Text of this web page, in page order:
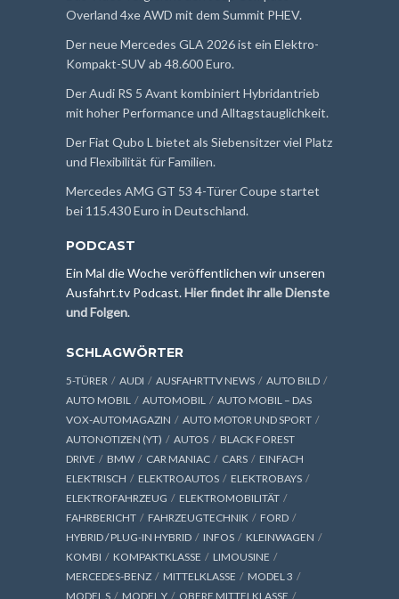
Overland 4xe AWD mit dem Summit PHEV.
Der neue Mercedes GLA 2026 ist ein Elektro-
Kompakt-SUV ab 48.600 Euro.
Der Audi RS 5 Avant kombiniert Hybridantrieb
mit hoher Performance und Alltagstauglichkeit.
Der Fiat Qubo L bietet als Siebensitzer viel Platz
und Flexibilität für Familien.
Mercedes AMG GT 53 4-Türer Coupe startet
bei 115.430 Euro in Deutschland.
PODCAST
Ein Mal die Woche veröffentlichen wir unseren
Ausfahrt.tv Podcast.Hier findet ihr alle Dienste
und Folgen.
SCHLAGWÖRTER
5-TÜRER AUDI AUSFAHRTTV NEWS
AUTO BILD
AUTO MOBIL
AUTOMOBIL
AUTO MOBIL – DAS
VOX-AUTOMAGAZIN
AUTO MOTOR UND SPORT
AUTONOTIZEN (YT)
AUTOS
BLACK FOREST
DRIVE
BMW CAR MANIAC CARS
EINFACH
ELEKTRISCH
ELEKTROAUTOS
ELEKTROBAYS
ELEKTROFAHRZEUG
ELEKTROMOBILITÄT
FAHRBERICHT
FAHRZEUGTECHNIK
FORD
HYBRID / PLUG-IN HYBRID
INFOS
KLEINWAGEN
KOMBI
KOMPAKTKLASSE
LIMOUSINE
MERCEDES-BENZ
MITTELKLASSE
MODEL 3
MODEL S
MODEL Y OBERE MITTELKLASSE